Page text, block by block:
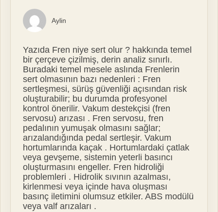
Aylin
Yazıda Fren niye sert olur ? hakkında temel
bir çerçeve çizilmiş, derin analiz sınırlı.
Buradaki temel mesele aslında Frenlerin
sert olmasının bazı nedenleri : Fren
sertleşmesi, sürüş güvenliği açısından risk
oluşturabilir; bu durumda profesyonel
kontrol önerilir. Vakum destekçisi (fren
servosu) arızası . Fren servosu, fren
pedalının yumuşak olmasını sağlar;
arızalandığında pedal sertleşir. Vakum
hortumlarında kaçak . Hortumlardaki çatlak
veya gevşeme, sistemin yeterli basıncı
oluşturmasını engeller. Fren hidroliği
problemleri . Hidrolik sıvının azalması,
kirlenmesi veya içinde hava oluşması
basınç iletimini olumsuz etkiler. ABS modülü
veya valf arızaları .